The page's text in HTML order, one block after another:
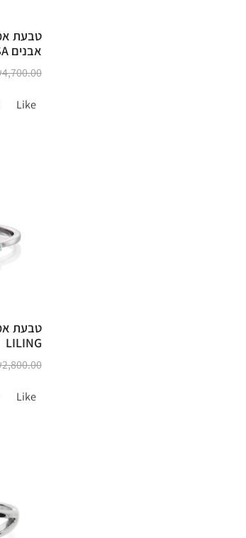
טבעת
אבנים VANESSA
4,700.00
Like
טבעת
LILING
2,800.00
Like